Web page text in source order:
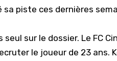
sa piste ces dernières
sur le dossier. Le FC
le joueur de 23 ans.